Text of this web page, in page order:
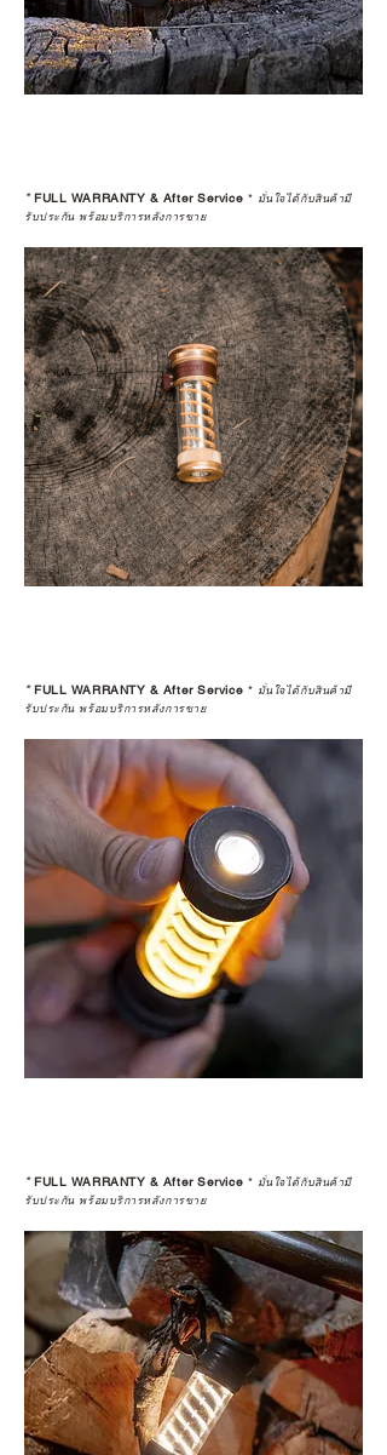
*FULL WARRANTY & After Service * มั่นใจได้กับสินค้ามี
รับประกัน พร้อมบริการหลังการขาย
*FULL WARRANTY & After Service * มั่นใจได้กับสินค้ามี
รับประกัน พร้อมบริการหลังการขาย
*FULL WARRANTY & After Service * มั่นใจได้กับสินค้ามี
รับประกัน พร้อมบริการหลังการขาย